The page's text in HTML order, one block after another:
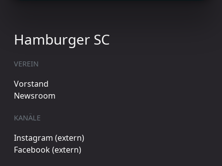
Hamburger SC
VEREIN
Vorstand
Newsroom
KANÄLE
Instagram (extern)
Facebook (extern)